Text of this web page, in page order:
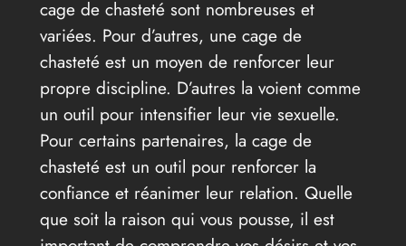
cage de chasteté sont nombreuses et
variées. Pour d’autres, une cage de
chasteté est un moyen de renforcer leur
propre discipline. D’autres la voient comme
un outil pour intensifier leur vie sexuelle.
Pour certains partenaires, la cage de
chasteté est un outil pour renforcer la
confiance et réanimer leur relation. Quelle
que soit la raison qui vous pousse, il est